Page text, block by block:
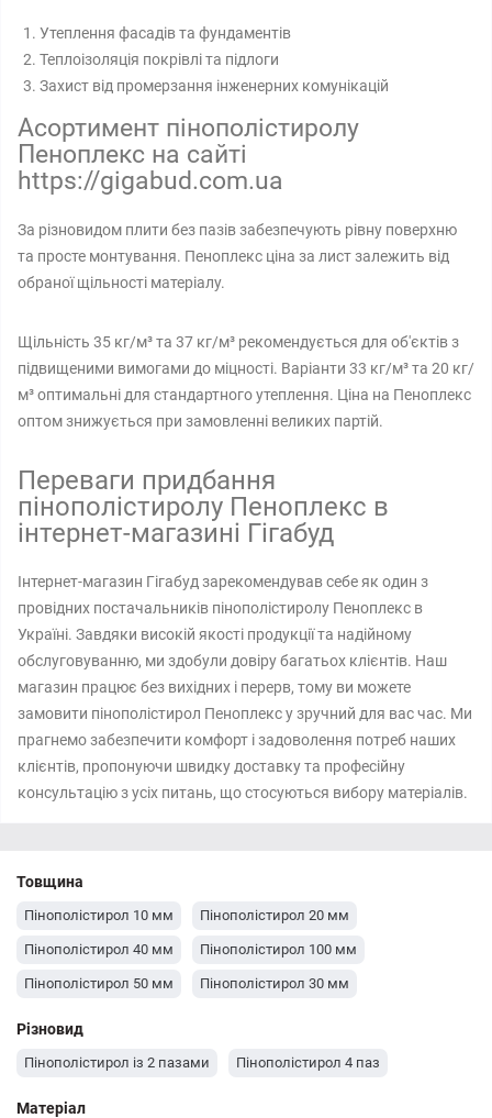
Утеплення фасадів та фундаментів
Теплоізоляція покрівлі та підлоги
Захист від промерзання інженерних комунікацій
Асортимент пінополістиролу
Пеноплекс на сайті
https://gigabud.com.ua
За різновидом плити без пазів забезпечують рівну поверхню
та просте монтування. Пеноплекс ціна за лист залежить від
обраної щільності матеріалу.
Щільність 35 кг/м³ та 37 кг/м³ рекомендується для об'єктів з
підвищеними вимогами до міцності. Варіанти 33 кг/м³ та 20 кг/
м³ оптимальні для стандартного утеплення. Ціна на Пеноплекс
оптом знижується при замовленні великих партій.
Переваги придбання
пінополістиролу Пеноплекс в
інтернет-магазині Гігабуд
Інтернет-магазин Гігабуд зарекомендував себе як один з
провідних постачальників пінополістиролу Пеноплекс в
Україні. Завдяки високій якості продукції та надійному
обслуговуванню, ми здобули довіру багатьох клієнтів. Наш
магазин працює без вихідних і перерв, тому ви можете
замовити пінополістирол Пеноплекс у зручний для вас час. Ми
прагнемо забезпечити комфорт і задоволення потреб наших
клієнтів, пропонуючи швидку доставку та професійну
консультацію з усіх питань, що стосуються вибору матеріалів.
Товщина
Пінополістирол 10 мм Пінополістирол 20 мм
Пінополістирол 40 мм Пінополістирол 100 мм
Пінополістирол 50 мм Пінополістирол 30 мм
Різновид
Пінополістирол із 2 пазами Пінополістирол 4 паз
Матеріал